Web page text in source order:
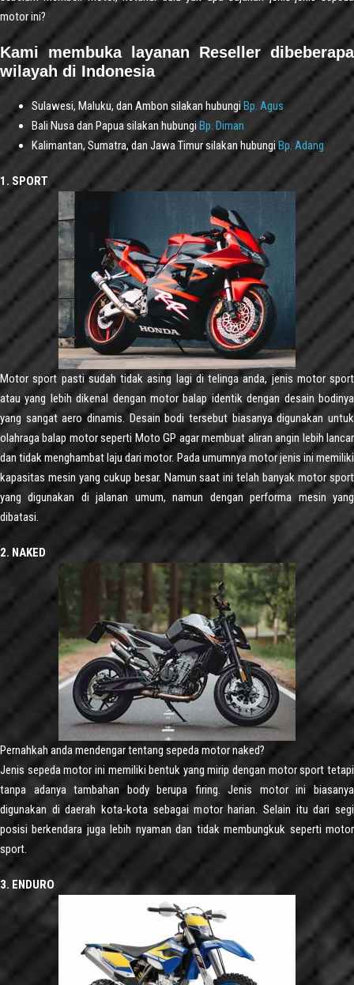
motor ini?
Kami membuka layanan Reseller dibeberapa
wilayah di Indonesia
Sulawesi, Maluku, dan Ambon silakan hubungi Bp. Agus
Bali Nusa dan Papua silakan hubungi Bp. Diman
Kalimantan, Sumatra, dan Jawa Timur silakan hubungiBp. Adang
1. SPORT
Motor sport pasti sudah tidak asing lagi di telinga anda, jenis motor sport
atau yang lebih dikenal dengan motor balap identik dengan desain bodinya
yang sangat aero dinamis. Desain bodi tersebut biasanya digunakan untuk
olahraga balap motor seperti Moto GP agar membuat aliran angin lebih lancar
dan tidak menghambat laju dari motor. Pada umumnya motor jenis ini memiliki
kapasitas mesin yang cukup besar. Namun saat ini telah banyak motor sport
yang digunakan di jalanan umum, namun dengan performa mesin yang
dibatasi.
2. NAKED
Pernahkah anda mendengar tentang sepeda motor naked?
Jenis sepeda motor ini memiliki bentuk yang mirip dengan motor sport tetapi
tanpa adanya tambahan body berupa firing. Jenis motor ini biasanya
digunakan di daerah kota-kota sebagai motor harian. Selain itu dari segi
posisi berkendara juga lebih nyaman dan tidak membungkuk seperti motor
sport.
3. ENDURO